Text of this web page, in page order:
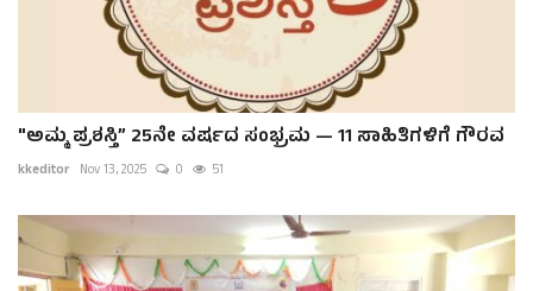
"ಅಮ್ಮ ಪ್ರಶಸ್ತಿ” 25ನೇ ವರ್ಷದ ಸಂಭ್ರಮ — 11 ಸಾಹಿತಿಗಳಿಗೆ ಗೌರವ
kkeditor Nov 13, 2025 0 51